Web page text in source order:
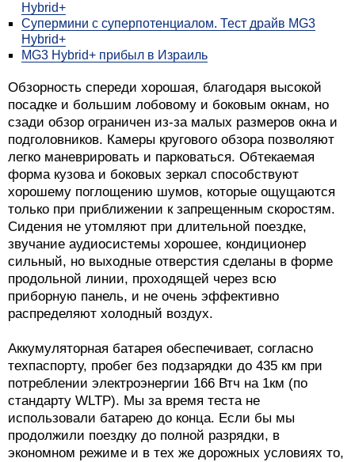
Hybrid+
Супермини с суперпотенциалом. Тест драйв MG3
Hybrid+
MG3 Hybrid+ прибыл в Израиль
Обзорность спереди хорошая, благодаря высокой
посадке и большим лобовому и боковым окнам, но
сзади обзор ограничен из-за малых размеров окна и
подголовников. Камеры кругового обзора позволяют
легко маневрировать и парковаться. Обтекаемая
форма кузова и боковых зеркал способствуют
хорошему поглощению шумов, которые ощущаются
только при приближении к запрещенным скоростям.
Сидения не утомляют при длительной поездке,
звучание аудиосистемы хорошее, кондиционер
сильный, но выходные отверстия сделаны в форме
продольной линии, проходящей через всю
приборную панель, и не очень эффективно
распределяют холодный воздух.
Аккумуляторная батарея обеспечивает, согласно
техпаспорту, пробег без подзарядки до 435 км при
потреблении электроэнергии 166 Втч на 1км (по
стандарту WLTP). Мы за время теста не
использовали батарею до конца. Если бы мы
продолжили поездку до полной разрядки, в
экономном режиме и в тех же дорожных условиях то,